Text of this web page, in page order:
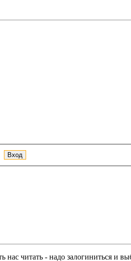
читать - надо залогиниться и